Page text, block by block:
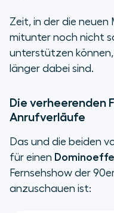
Zeit, in der die neuen
mitunter noch nicht
unterstützen können,
länger dabei sind.
Die verheerenden
Anrufverläufe
Das und die beiden
für einen
Fernsehshow der
anzuschauen ist: